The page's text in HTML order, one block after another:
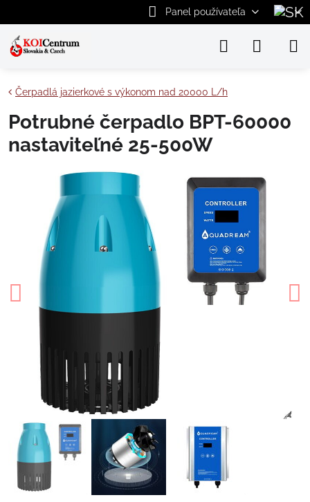
Panel používateľa
Čerpadlá jazierkové s výkonom nad 20000 L/h
Potrubné čerpadlo BPT-60000
nastaviteľné 25-500W